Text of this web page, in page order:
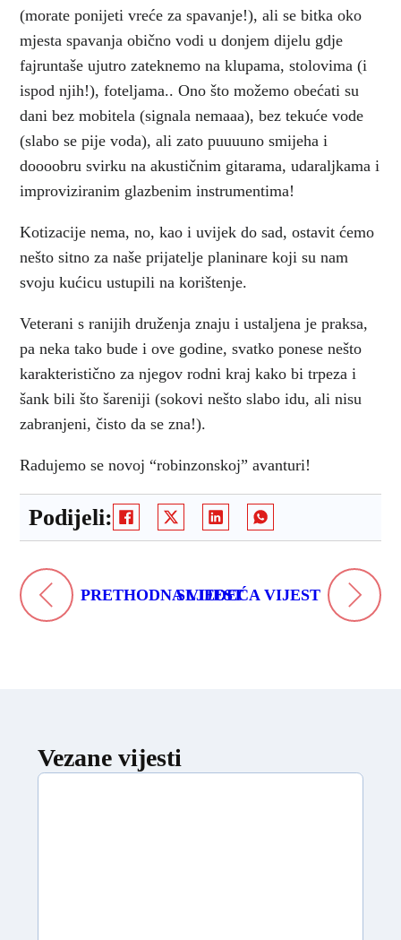
(morate ponijeti vreće za spavanje!), ali se bitka oko
mjesta spavanja obično vodi u donjem dijelu gdje
fajruntaše ujutro zateknemo na klupama, stolovima (i
ispod njih!), foteljama.. Ono što možemo obećati su
dani bez mobitela (signala nemaaa), bez tekuće vode
(slabo se pije voda), ali zato puuuuno smijeha i
doooobru svirku na akustičnim gitarama, udaraljkama i
improviziranim glazbenim instrumentima!
Kotizacije nema, no, kao i uvijek do sad, ostavit ćemo
nešto sitno za naše prijatelje planinare koji su nam
svoju kućicu ustupili na korištenje.
Veterani s ranijih druženja znaju i ustaljena je praksa,
pa neka tako bude i ove godine, svatko ponese nešto
karakteristično za njegov rodni kraj kako bi trpeza i
šank bili što šareniji (sokovi nešto slabo idu, ali nisu
zabranjeni, čisto da se zna!).
Radujemo se novoj “robinzonskoj” avanturi!
Podijeli:
PRETHODNA VIJESTSLJEDEĆA VIJEST
Vezane vijesti